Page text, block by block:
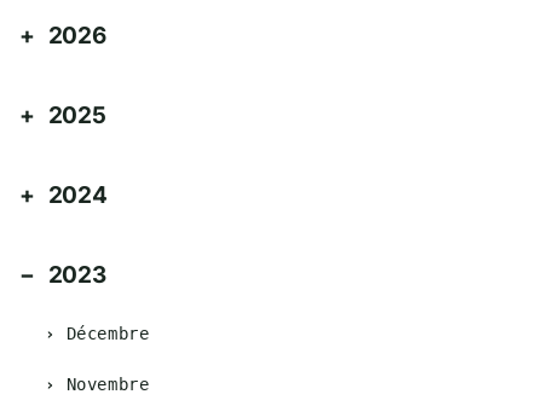
2026
2025
2024
2023
Décembre
Novembre